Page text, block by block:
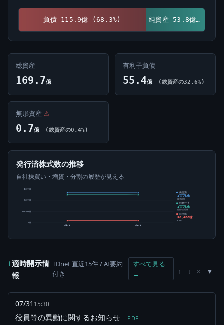
負債 115.9億 (68.3%) 純資産 53.8億 (31.7%)
総資産
169.7億
有利子負債
55.4億 (総資産の32.6%)
無形資産 ⚠
0.7億 (総資産の0.4%)
発行済株式数の推移
自社株買い・増資・分割の履歴が見える
0株
500,000株
1百万株
2百万株
24/6 25/6
発行済
1百万株
株式総数
純発行済
1百万株
総数-自己株
自己株
90,486株
6.80%
f適時開示情
報
TDnet 直近15件 / AI要約
付き
すべて見る
→
↑ ↓ ×
07/31 15:30
役員等の異動に関するお知らせ PDF